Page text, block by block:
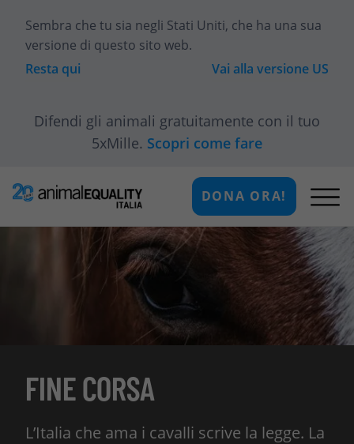
Sembra che tu sia negli Stati Uniti, che ha una sua
versione di questo sito web.
Resta qui
Vai alla versione US
Difendi gli animali gratuitamente con il tuo
5xMille. Scopri come fare
DONA ORA!
FINE CORSA
L’Italia che ama i cavalli scrive la legge. La